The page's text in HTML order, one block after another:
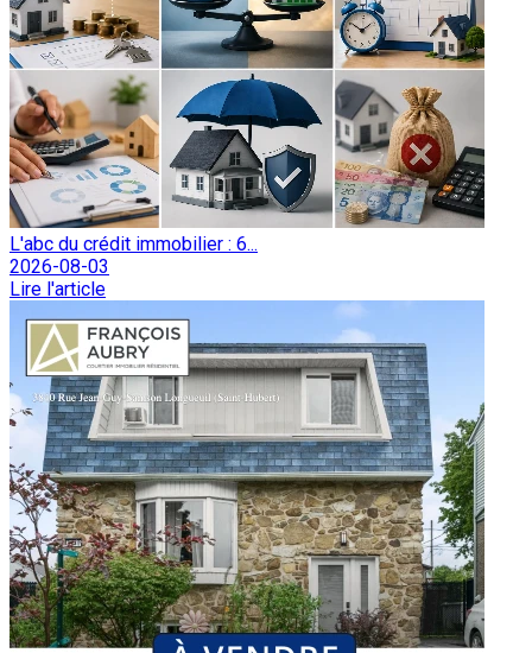
L'abc du crédit immobilier : 6...
2026-08-03
Lire l'article